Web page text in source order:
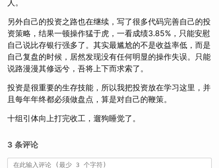
人。
另外自己的投资之路也在继续，写了很多代码完善自己的投
资策略，结果一顿操作猛于虎，一看成绩3.85%，只能安慰
自己说比存银行强多了。其实最尴尬的不是收益率低，而是
自己复盘的时候，居然发现没有任何明显的操作失误。只能
说路漫漫其修远兮，吾将上下而求索了。
投资是很重要的生存技能，所以我把投资放在学习这里，并
且每年年终都必须做盘点，算是对自己的鞭策。
十组引体向上打完收工，遛狗睡觉了。
3 条评论